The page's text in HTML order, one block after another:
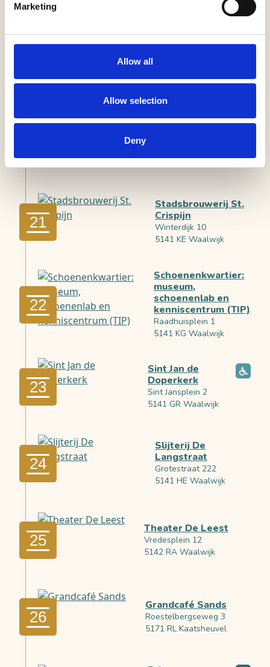
Marketing
Allow all
Allow selection
Deny
Hotel-Restaurant
Steegerf 2
Banketbakkerij
21
Stadsbrouwerij St.
Crispijn
Winterdijk 10
5141 KE Waalwijk
22
Schoenenkwartier:
museum,
schoenenlab en
kenniscentrum (TIP)
Raadhuisplein 1
5141 KG Waalwijk
23
Sint Jan de
Doperkerk
Sint Jansplein 2
5141 GR Waalwijk
24
Slijterij De
Langstraat
Grotestraat 222
5141 HE Waalwijk
25
Theater De Leest
Vredesplein 12
5142 RA Waalwijk
26
Grandcafé Sands
Roestelbergseweg 3
5171 RL Kaatsheuvel